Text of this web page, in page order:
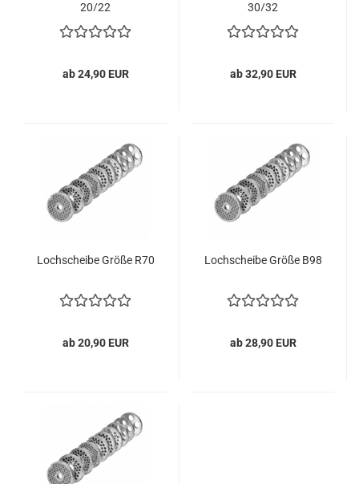
20/22
ab 24,90 EUR
30/32
ab 32,90 EUR
Loch­schei­be Größe R70
ab 20,90 EUR
Loch­schei­be Größe B98
ab 28,90 EUR